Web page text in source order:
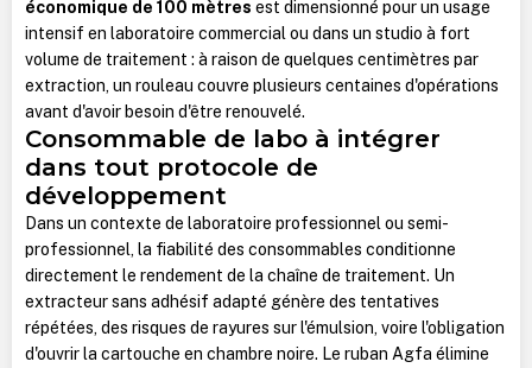
économique de 100 mètres est dimensionné pour un usage
intensif en laboratoire commercial ou dans un studio à fort
volume de traitement : à raison de quelques centimètres par
extraction, un rouleau couvre plusieurs centaines d'opérations
avant d'avoir besoin d'être renouvelé.
Consommable de labo à intégrer
dans tout protocole de
développement
Dans un contexte de laboratoire professionnel ou semi-
professionnel, la fiabilité des consommables conditionne
directement le rendement de la chaîne de traitement. Un
extracteur sans adhésif adapté génère des tentatives
répétées, des risques de rayures sur l'émulsion, voire l'obligation
d'ouvrir la cartouche en chambre noire. Le ruban Agfa élimine